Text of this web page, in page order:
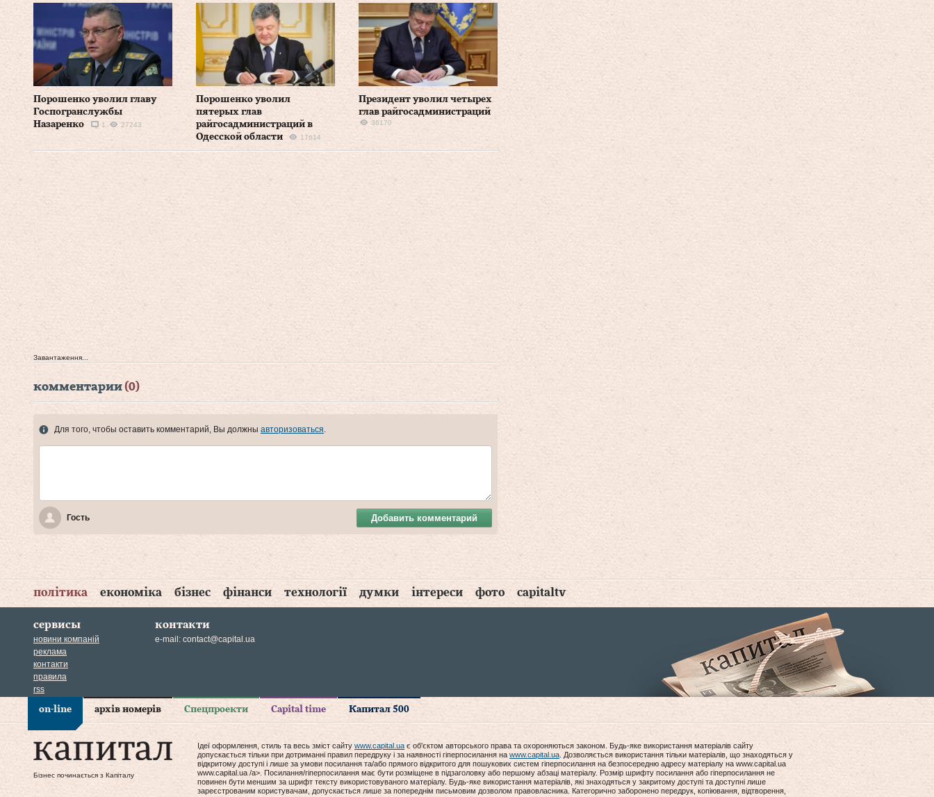
Порошенко уволил главу
Госпогранслужбы
Назаренко
1 27243
Порошенко уволил
пятерых глав
райгосадминистраций в
Одесской области
17614
Президент уволил четырех
глав райгосадминистраций
36170
Завантаження...
комментарии(0)
Для того, чтобы оставить комментарий, Вы должны авторизоваться.
Гость Добавить комментарий
політика економіка бізнес фінанси технології думки інтереси фото capitaltv
сервисы
новини компаній
реклама
контакти
правила
rss
контакти
e-mail: contact@capital.ua
on-line архів номерів Спецпроекти Capital time Капитал 500
Бізнес починається з Капіталу
Ідеї оформлення, стиль та весь зміст сайту www.capital.ua є об'єктом авторського права та охороняються законом. Будь-яке використання матеріалів сайту
допускається тільки при дотриманні правил передруку і за наявності гіперпосилання на www.capital.ua . Дозволяється використання тільки матеріалів, що знаходяться у
відкритому доступі і лише за умови посилання та/або прямого відкритого для пошукових систем гіперпосилання на безпосередню адресу матеріалу на www.capital.ua
www.capital.ua /a>. Посилання/гіперпосилання має бути розміщене в підзаголовку або першому абзаці матеріалу. Розмір шрифту посилання або гіперпосилання не
повинен бути меншим за шрифт тексту використовуваного матеріалу. Будь-яке використання матеріалів, які знаходяться у закритому доступі та доступні лише
зареєстрованим користувачам, допускається лише за попереднім письмовим дозволом правовласника. Категорично заборонено передрук, копіювання, відтворення,